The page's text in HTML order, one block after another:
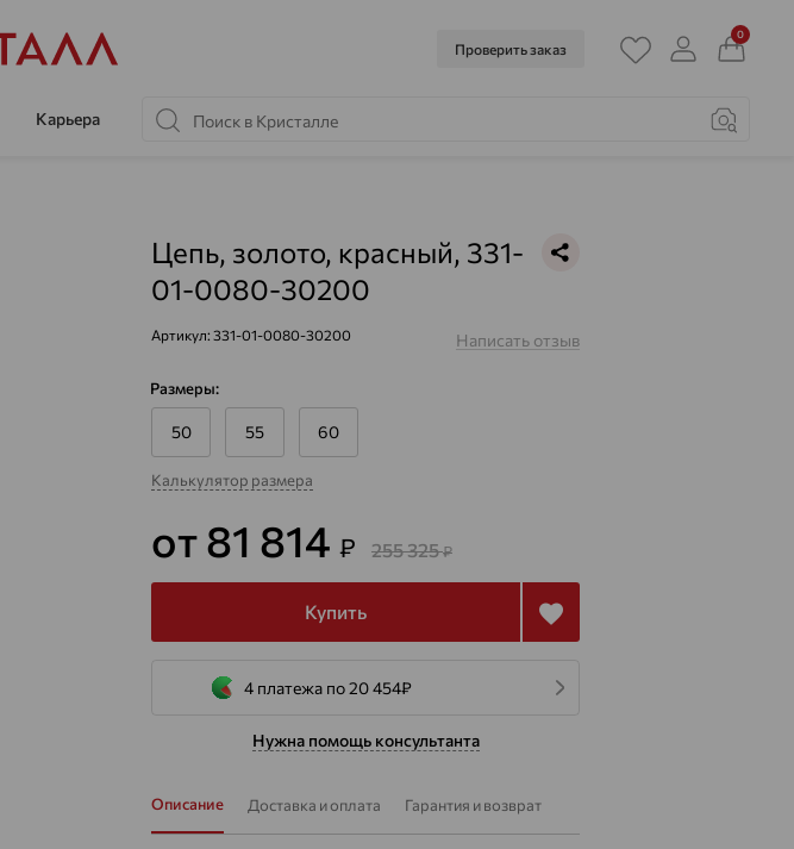
Проверить заказ
0
Карьера
Цепь, золото, красный, 331-
01-0080-30200
Артикул: 331-01-0080-30200 Написать отзыв
Размеры:
50 55 60
Калькулятор размера
от 81 814 ₽ 255 325₽
Купить
4 платежа по 20 454₽
Нужна помощь консультанта
Описание Доставка и оплата Гарантия и возврат